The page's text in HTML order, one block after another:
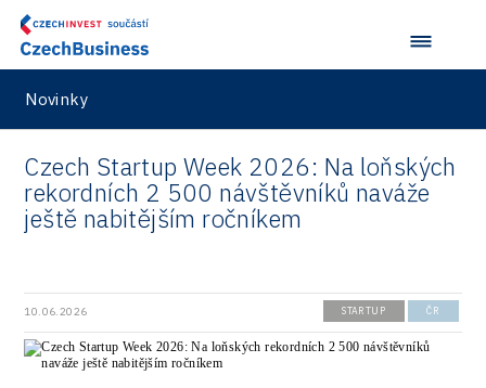
Novinky
Czech Startup Week 2026: Na loňských
rekordních 2 500 návštěvníků naváže
ještě nabitějším ročníkem
10.06.2026 STARTUP ČR